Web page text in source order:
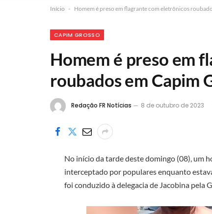
Início - Homem é preso em flagrante com eletrônicos
CAPIM GROSSO
Homem é preso em
roubados em Capim
Redação FR Notícias 8 de outubro de 2023
No início da tarde deste domingo (08), um
interceptado por populares enquanto
foi conduzido à delegacia de Jacobina pela